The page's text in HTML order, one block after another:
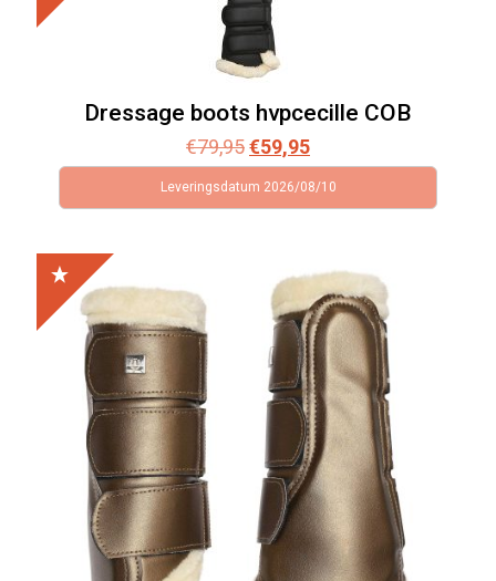
Dressage boots hvpcecille COB
€79,95Oorspronkelijke
prijs
€59,95Huidige
prijs
is:
Leveringsdatum 2026/08/10